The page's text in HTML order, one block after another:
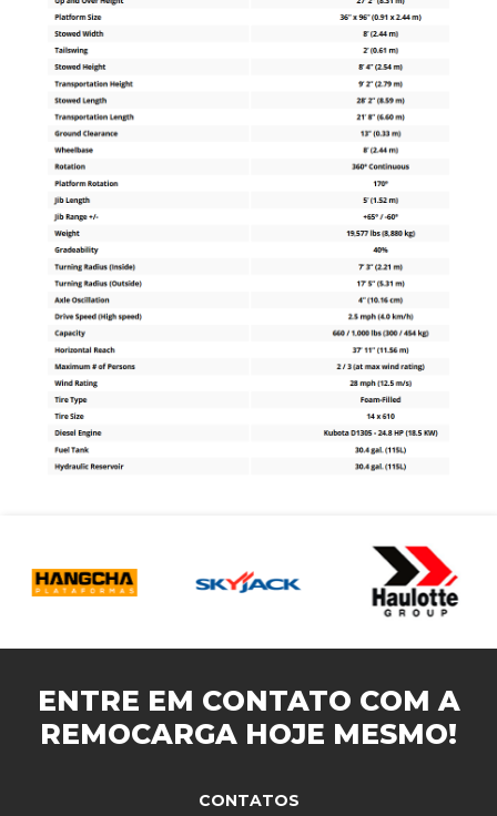
ENTRE EM CONTATO COM A
REMOCARGA HOJE MESMO!
CONTATOS